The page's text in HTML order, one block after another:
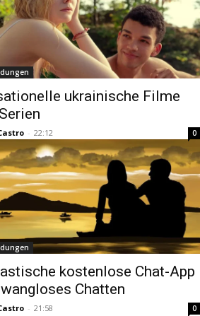
ukrainische Filme
- 22:12 0
kostenlose Chat-App
Chatten
- 21:58 0